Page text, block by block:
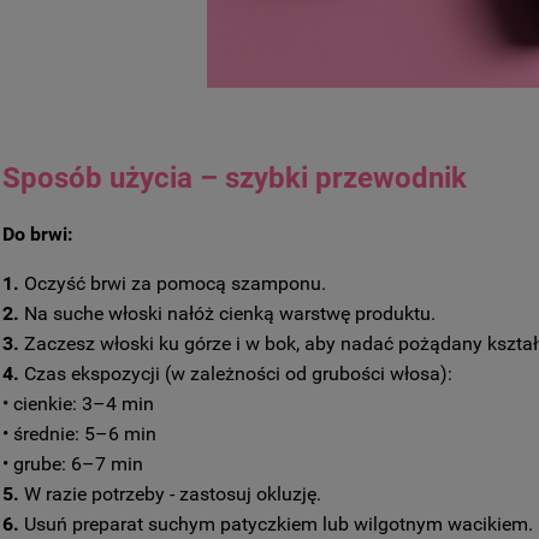
Sposób użycia – szybki przewodnik
Do brwi:
1. Oczyść brwi za pomocą szamponu.
2. Na suche włoski nałóż cienką warstwę produktu.
3. Zaczesz włoski ku górze i w bok, aby nadać pożądany
4. Czas ekspozycji (w zależności od grubości włosa):
• cienkie: 3–4 min
• średnie: 5–6 min
• grube: 6–7 min
5. W razie potrzeby - zastosuj okluzję.
6. Usuń preparat suchym patyczkiem lub wilgotnym wacikiem.